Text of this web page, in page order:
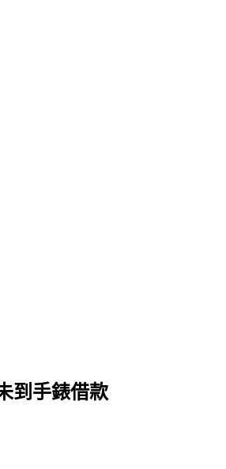
到手錶借款